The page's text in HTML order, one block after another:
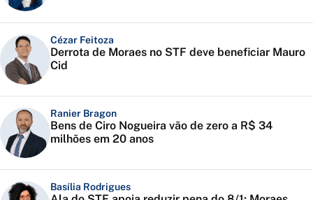
Cézar Feitoza
Derrota de Moraes no STF deve beneficiar Mauro
Cid
Ranier Bragon
Bens de Ciro Nogueira vão de zero a R$ 34
milhões em 20 anos
Basília Rodrigues